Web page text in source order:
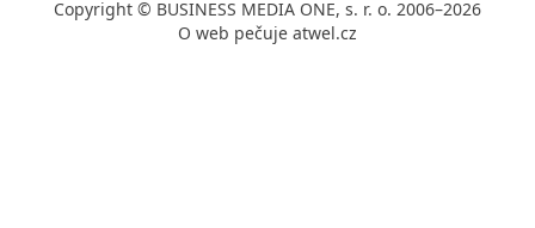
Copyright © BUSINESS MEDIA ONE, s. r. o. 2006–2026